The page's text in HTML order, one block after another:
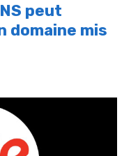
peut
domaine mis